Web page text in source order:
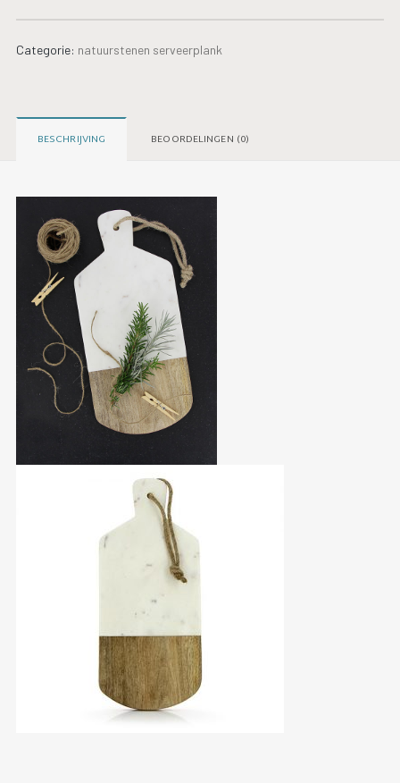
Categorie: natuurstenen serveerplank
BESCHRIJVING BEOORDELINGEN (0)